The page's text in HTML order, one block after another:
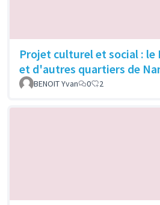
Projet culturel et social : le
et d'autres quartiers de
BENOIT Yvan 0 2